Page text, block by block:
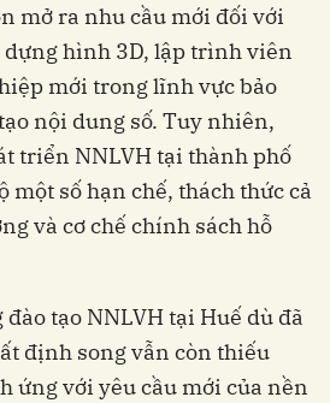
mở ra nhu cầu mới đối với
hình 3D, lập trình viên
mới trong lĩnh vực bảo
nội dung số. Tuy nhiên,
triển NNLVH tại thành phố
một số hạn chế, thách thức cả
và cơ chế chính sách hỗ
đào tạo NNLVH tại Huế dù đã
định song vẫn còn thiếu
ứng với yêu cầu mới của nền